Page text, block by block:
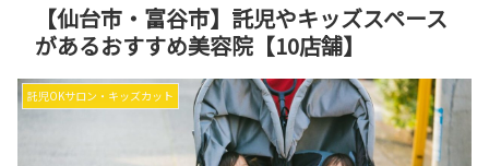
【仙台市・富谷市】託児やキッズスペース
があるおすすめ美容院【10店舗】
託児OKサロン・キッズカット